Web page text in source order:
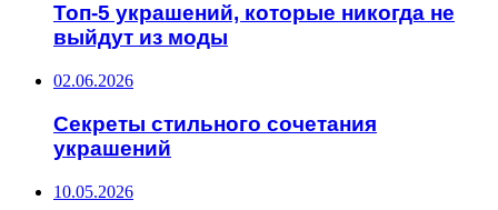
Топ-5 украшений, которые никогда не
выйдут из моды
02.06.2026
Секреты стильного сочетания
украшений
10.05.2026